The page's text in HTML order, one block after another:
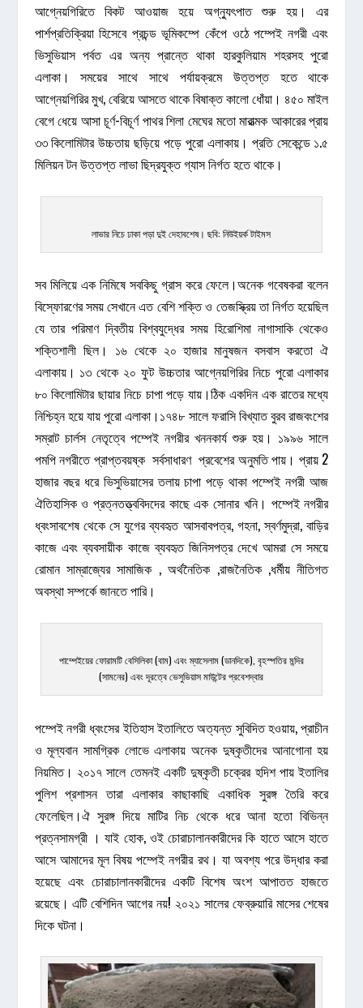
আগ্নেয়গিরিতে বিকট আওয়াজ হয়ে অগ্ন্যুৎপাত শুরু হয়। এর
পার্শপ্রতিক্রিয়া হিসেবে প্রচন্ড ভূমিকম্পে কেঁপে ওঠে পম্পেই নগরী এবং
ভিসুভিয়াস পর্বত এর অন্য প্রান্তে থাকা হারকুলিয়াম শহরসহ পুরো
এলাকা। সময়ের সাথে সাথে পর্যায়ক্রমে উত্তপ্ত হতে থাকে
আগ্নেয়গিরির মুখ, বেরিয়ে আসতে থাকে বিষাক্ত কালো ধোঁয়া। ৪৫০ মাইল
বেগে ধেয়ে আসা চূর্ণ-বিচূর্ণ পাথর শিলা মেঘের মতো মারাত্মক আকারের প্রায়
৩৩ কিলোমিটার উচ্চতায় ছড়িয়ে পড়ে পুরো এলাকায়। প্রতি সেকেন্ডে ১.৫
মিলিয়ন টন উত্তপ্ত লাভা ছিদ্রযুক্ত গ্যাস নির্গত হতে থাকে।
লাভার নিচে ঢাকা পড়া দুই দেহাবশেষ। ছবি: নিউইয়র্ক টাইমস
সব মিলিয়ে এক নিমিষে সবকিছু গ্রাস করে ফেলে।অনেক গবেষকরা বলেন
বিস্ফোরণের সময় সেখানে এত বেশি শক্তি ও তেজস্ক্রিয় তা নির্গত হয়েছিল
যে তার পরিমাণ দ্বিতীয় বিশ্বযুদ্ধের সময় হিরোশিমা নাগাসাকি থেকেও
শক্তিশালী ছিল। ১৬ থেকে ২০ হাজার মানুষজন বসবাস করতো ঐ
এলাকায়। ১৩ থেকে ২০ ফুট উচ্চতার আগ্নেয়গিরির নিচে পুরো এলাকার
৮০ কিলোমিটার ছায়ার নিচে চাপা পড়ে যায়।ঠিক একদিন এক রাতের মধ্যে
নিশ্চিহ্ন হয়ে যায় পুরো এলাকা।১৭৪৮ সালে ফরাসি বিখ্যাত বুরব রাজবংশের
সম্রাট চার্লস নেতৃত্বে পম্পেই নগরীর খননকার্য শুরু হয়। ১৯৯৬ সালে
পমপি নগরীতে প্রাপ্তবয়ষ্ক সর্বসাধারণ প্রবেশের অনুমতি পায়। প্রায় 2
হাজার বছর ধরে ভিসুভিয়াসের তলায় চাপা পড়ে থাকা পম্পেই নগরী আজ
ঐতিহাসিক ও প্রত্নতত্ত্ববিদদের কাছে এক সোনার খনি। পম্পেই নগরীর
ধ্বংসাবশেষ থেকে সে যুগের ব্যবহৃত আসবাবপত্র, গহনা, স্বর্ণমুদ্রা, বাড়ির
কাজে এবং ব্যবসায়ীক কাজে ব্যবহৃত জিনিসপত্র দেখে আমরা সে সময়ে
রোমান সাম্রাজ্যের সামাজিক , অর্থনৈতিক ,রাজনৈতিক ,ধর্মীয় নীতিগত
অবস্থা সম্পর্কে জানতে পারি।
পাম্পেইয়ের ফোরামটি বেসিলিকা (বাম) এবং ম্যাসেলাম (ডানদিকে), বৃহস্পতির মন্দির
(সামনের) এবং দূরত্বে ভেসুভিয়াস মাউন্টের প্রবেশদ্বার
পম্পেই নগরী ধ্বংসের ইতিহাস ইতালিতে অত্যন্ত সুবিদিত হওয়ায়, প্রাচীন
ও মূল্যবান সামগ্রিক লোভে এলাকায় অনেক দুষ্কৃতীদের আনাগোনা হয়
নিয়মিত। ২০১৭ সালে তেমনই একটি দুষ্কৃতী চক্রের হদিশ পায় ইতালির
পুলিশ প্রশাসন তারা এলাকার কাছাকাছি একাধিক সুরঙ্গ তৈরি করে
ফেলেছিল।ঐ সুরঙ্গ দিয়ে মাটির নিচ থেকে ধরে আনা হতো বিভিন্ন
প্রত্নসামগ্রী । যাই হোক, ওই চোরাচালানকারীদের কি হাতে আসে হাতে
আসে আমাদের মূল বিষয় পম্পেই নগরীর রথ। যা অবশ্য পরে উদ্ধার করা
হয়েছে এবং চোরাচালানকারীদের একটি বিশেষ অংশ আপাতত হাজতে
রয়েছে। এটি বেশিদিন আগের নয়! ২০২১ সালের ফেব্রুয়ারি মাসের শেষের
দিকে ঘটনা।